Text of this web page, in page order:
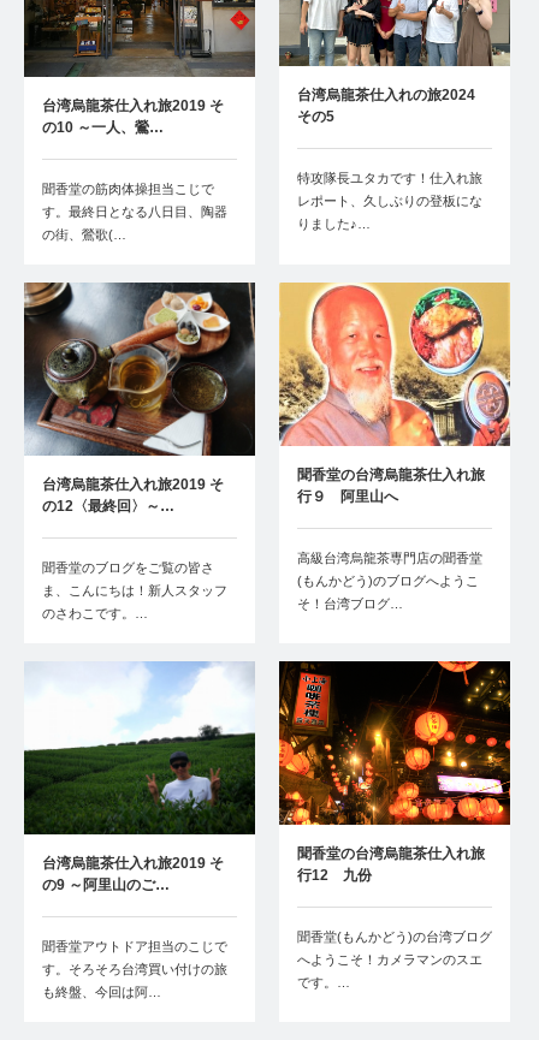
台湾烏龍茶仕入れ旅2019 そ
の10 ～一人、鶯…
聞香堂の筋肉体操担当こじで
す。最終日となる八日目、陶器
の街、鶯歌(…
台湾烏龍茶仕入れの旅2024
その5
特攻隊長ユタカです！仕入れ旅
レポート、久しぶりの登板にな
りました♪…
台湾烏龍茶仕入れ旅2019 そ
の12〈最終回〉～…
聞香堂のブログをご覧の皆さ
ま、こんにちは！新人スタッフ
のさわこです。…
聞香堂の台湾烏龍茶仕入れ旅
行９ 阿里山へ
高級台湾烏龍茶専門店の聞香堂
(もんかどう)のブログへようこ
そ！台湾ブログ…
台湾烏龍茶仕入れ旅2019 そ
の9 ～阿里山のご…
聞香堂アウトドア担当のこじで
す。そろそろ台湾買い付けの旅
も終盤、今回は阿…
聞香堂の台湾烏龍茶仕入れ旅
行12 九份
聞香堂(もんかどう)の台湾ブログ
へようこそ！カメラマンのスエ
です。…